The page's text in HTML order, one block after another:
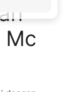
Mc